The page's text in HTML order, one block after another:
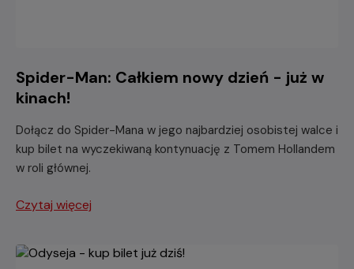
Spider-Man: Całkiem nowy dzień - już w
kinach!
Dołącz do Spider-Mana w jego najbardziej osobistej walce i
kup bilet na wyczekiwaną kontynuację z Tomem Hollandem
w roli głównej.
Czytaj więcej